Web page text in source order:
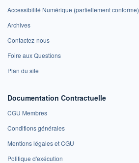
Accessibilité Numérique (partiellement conforme)
Archives
Contactez-nous
Foire aux Questions
Plan du site
Documentation Contractuelle
CGU Membres
Conditions générales
Mentions légales et CGU
Politique d'exécution